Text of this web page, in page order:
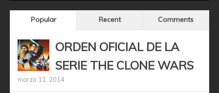
Popular Recent Comments
ORDEN OFICIAL DE LA
SERIE THE CLONE WARS
marzo 11, 2014